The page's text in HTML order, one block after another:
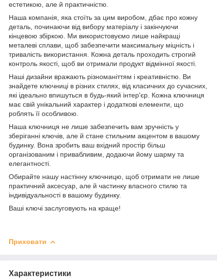
естетикою, але й практичністю.
Наша компанія, яка стоїть за цим виробом, дбає про кожну
деталь, починаючи від вибору матеріалу і закінчуючи
кінцевою збіркою. Ми використовуємо лише найкращі
металеві сплави, щоб забезпечити максимальну міцність і
тривалість використання. Кожна деталь проходить строгий
контроль якості, щоб ви отримали продукт відмінної якості.
Наші дизайни вражають різноманіттям і креативністю. Ви
знайдете ключниці в різних стилях, від класичних до сучасних,
які ідеально впишуться в будь-який інтер'єр. Кожна ключниця
має свій унікальний характер і додаткові елементи, що
роблять її особливою.
Наша ключниця не лише забезпечить вам зручність у
зберіганні ключів, але й стане стильним акцентом в вашому
будинку. Вона зробить ваш вхідний простір більш
організованим і привабливим, додаючи йому шарму та
елегантності.
Обирайте нашу настінну ключницю, щоб отримати не лише
практичний аксесуар, але й частинку власного стилю та
індивідуальності в вашому будинку.
Ваші ключі заслуговують на краще!
Приховати
Характеристики